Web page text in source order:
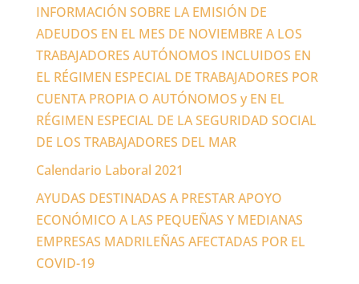
INFORMACIÓN SOBRE LA EMISIÓN DE
ADEUDOS EN EL MES DE NOVIEMBRE A LOS
TRABAJADORES AUTÓNOMOS INCLUIDOS EN
EL RÉGIMEN ESPECIAL DE TRABAJADORES POR
CUENTA PROPIA O AUTÓNOMOS y EN EL
RÉGIMEN ESPECIAL DE LA SEGURIDAD SOCIAL
DE LOS TRABAJADORES DEL MAR
Calendario Laboral 2021
AYUDAS DESTINADAS A PRESTAR APOYO
ECONÓMICO A LAS PEQUEÑAS Y MEDIANAS
EMPRESAS MADRILEÑAS AFECTADAS POR EL
COVID-19